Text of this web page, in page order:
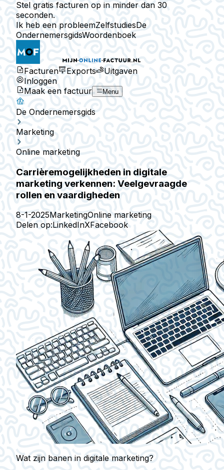
Stel gratis facturen op in minder dan 30
seconden.
Ik heb een probleemZelfstudiesDe
OndernemersgidsWoordenboek
Facturen Exports
Uitgaven
Inloggen
Maak een factuur
Menu
De Ondernemersgids
Marketing
Online marketing
Carrièremogelijkheden in digitale
marketing verkennen: Veelgevraagde
rollen en vaardigheden
8-1-2025MarketingOnline marketing
Delen op:LinkedInXFacebook
Wat zijn banen in digitale marketing?